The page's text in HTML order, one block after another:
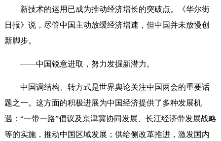
新技术的运用已成为推动经济增长的突破点。《华尔街
日报》说，尽管中国主动放缓经济增速，但中国并未放慢创
新脚步。
——中国锐意进取，努力发掘新潜力。
中国调结构、转方式是世界舆论关注中国两会的重要话
题之一。这方面的积极进展为中国经济提供了多种发展机
遇：“一带一路”倡议及京津冀协同发展、长江经济带发展战略
等的实施，推动中国区域发展；供给侧改革推进，激发国内